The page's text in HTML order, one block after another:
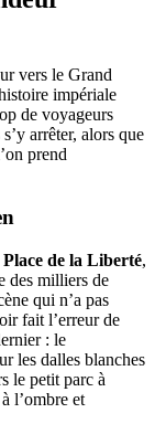
vers le Grand
impériale
de voyageurs
arrêter, alors que
prend
Place de la Liberté,
des milliers de
qui n’a pas
fait l’erreur de
: le
les dalles blanches
le petit parc à
l’ombre et